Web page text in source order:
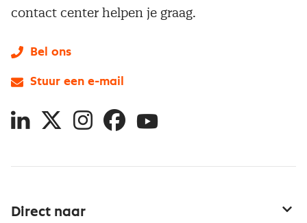
Direct naar
contact center helpen je graag.
Bel ons
Stuur een e-mail
LinkedIn
X InstagramFacebookYouTube